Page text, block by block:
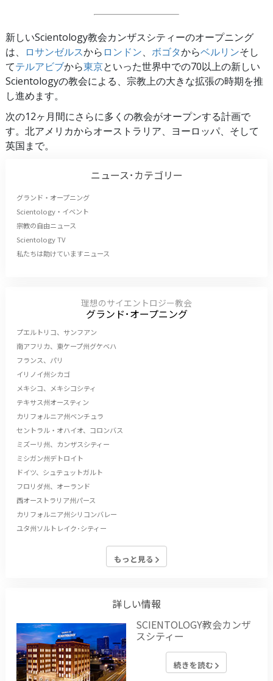
新しいScientology教会カンザスシティーのオープニング
は、
ロサンゼルスから ロンドン、 ボゴタからベルリンそし
てテルアビブから東京といった世界中での70以上の新しい
Scientologyの教会による、宗教上の大きな拡張の時期を推
し進めます。
次の12ヶ月間にさらに多くの教会がオープンする計画で
す。北アメリカからオーストラリア、ヨーロッパ、そして
英国まで。
ニュース･カテゴリー
グランド・オープニング
Scientology・イベント
宗教の自由ニュース
Scientology TV
私たちは助けていますニュース
理想のサイエントロジー教会
グランド･オープニング
プエルトリコ、サンフアン
南アフリカ、東ケープ州グケベハ
フランス、パリ
イリノイ州シカゴ
メキシコ、メキシコシティ
テキサス州オースティン
カリフォルニア州ベンチュラ
セントラル・オハイオ、コロンバス
ミズーリ州、カンザスシティー
ミシガン州デトロイト
ドイツ、シュテュットガルト
フロリダ州、オーランド
西オーストラリア州パース
カリフォルニア州シリコンバレー
ユタ州ソルトレイク･シティー
もっと見る
詳しい情報
SCIENTOLOGY教会カンザ
スシティー
続きを読む